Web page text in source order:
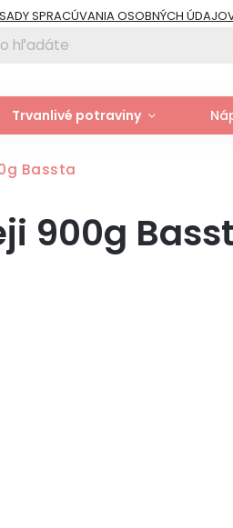
SPRACÚVANIA OSOBNÝCH
ZÁSADY POUŽÍVANIA SÚBOROV
Trvanlivé potraviny
Bassta
900g